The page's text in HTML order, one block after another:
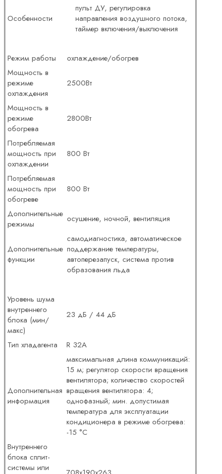
Особенности
пульт ДУ, регулировка
направления воздушного потока,
таймер включения/выключения
Режим работы
охлаждение/обогрев
Мощность в
режиме
охлаждения
2500Вт
Мощность в
режиме
обогрева
2800Вт
Потребляемая
мощность при
охлаждении
800 Вт
Потребляемая
мощность при
обогреве
800 Вт
Дополнительные
режимы
осушение, ночной, вентиляция
Дополнительные
функции
самодиагностика, автоматическое
поддержание температуры,
автоперезапуск, система против
образования льда
Уровень шума
внутреннего
блока (мин/
макс)
23 дБ / 44 дБ
Тип хладагента R 32A
Дополнительная
информация
максимальная длина коммуникаций:
15 м; регулятор скорости вращения
вентилятора; количество скоростей
вращения вентилятора: 4;
однофазный; мин. допустимая
температура для эксплуатации
кондиционера в режиме обогрева:
-15 °C
Внутреннего
блока сплит-
системы или